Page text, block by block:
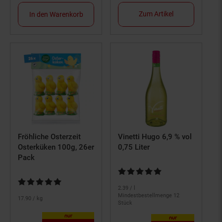
In den Warenkorb Zum Artikel
Fröhliche Osterzeit
Osterküken 100g, 26er
Pack
Kundenbewertung: 5 von 5 Sternen
17.90 / kg
nur
Vinetti Hugo 6,9 % vol
0,75 Liter
Kundenbewertung: 4,82 von 5
2.39 / l
Mindestbestellmenge 12
Stück
nur